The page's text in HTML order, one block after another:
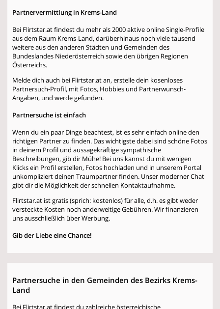
Partnervermittlung in Krems-Land
Bei Flirtstar.at findest du mehr als 2000 aktive online Single-Profile
aus dem Raum Krems-Land, darüberhinaus noch viele tausend
weitere aus den anderen Städten und Gemeinden des
Bundeslandes Niederösterreich sowie den übrigen Regionen
Österreichs.
Melde dich auch bei Flirtstar.at an, erstelle dein kosenloses
Partnersuch-Profil, mit Fotos, Hobbies und Partnerwunsch-
Angaben, und werde gefunden.
Partnersuche ist einfach
Wenn du ein paar Dinge beachtest, ist es sehr einfach online den
richtigen Partner zu finden. Das wichtigste dabei sind schöne Fotos
in deinem Profil und aussagekräftige sympathische
Beschreibungen, gib dir Mühe! Bei uns kannst du mit wenigen
Klicks ein Profil erstellen, Fotos hochladen und in unserem Portal
unkompliziert deinen Traumpartner finden. Unser moderner Chat
gibt dir die Möglichkeit der schnellen Kontaktaufnahme.
Flirtstar.at ist gratis (sprich: kostenlos) für alle, d.h. es gibt weder
versteckte Kosten noch anderweitige Gebühren. Wir finanzieren
uns ausschließlich über Werbung.
Gib der Liebe eine Chance!
Partnersuche in den Gemeinden des Bezirks Krems-
Land
Bei Flirtstar.at findest du zahlreiche österreichische